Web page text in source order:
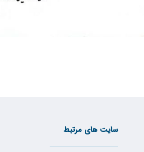
سایت های مرتبط